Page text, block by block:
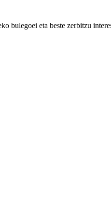
bulegoei eta beste zerbitzu